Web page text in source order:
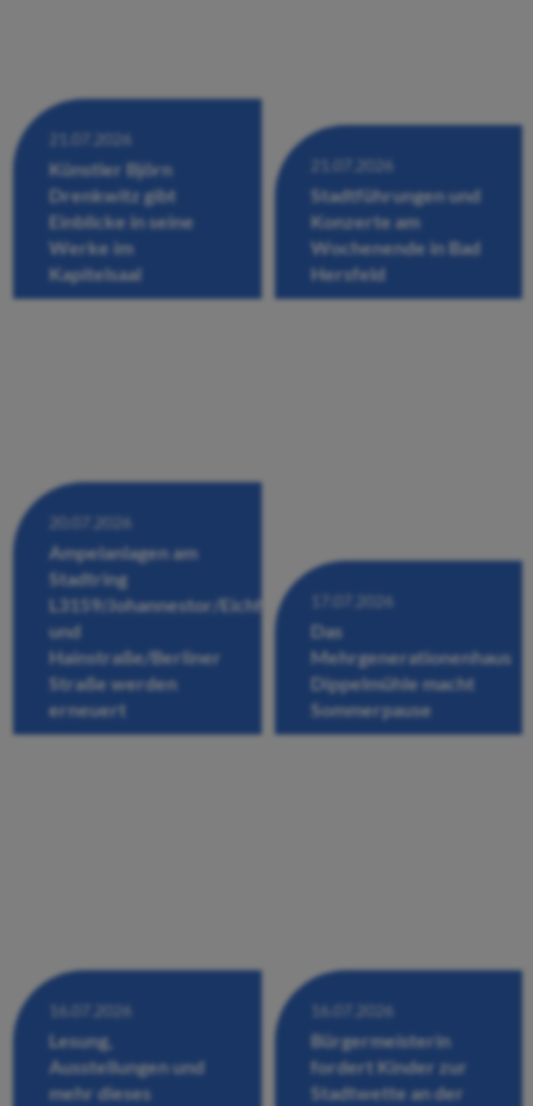
21.07.2026
Künstler Björn
Drenkwitz gibt
Einblicke in seine
Werke im
Kapitelsaal
21.07.2026
Stadtführungen und
Konzerte am
Wochenende in Bad
Hersfeld
20.07.2026
Ampelanlagen am
Stadtring
L3159/Johannestor/Eichhofstraße/Fuldastraße
und
Hainstraße/Berliner
Straße werden
erneuert
17.07.2026
Das
Mehrgenerationenhaus
Dippelmühle macht
Sommerpause
16.07.2026
Lesung,
Ausstellungen und
mehr dieses
16.07.2026
Bürgermeisterin
fordert Kinder zur
Stadtwette an der